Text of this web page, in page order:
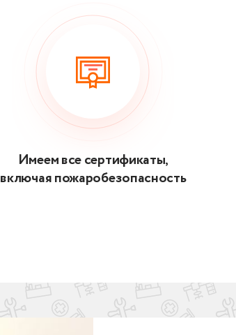
Имеем все сертификаты,
включая пожаробезопасность